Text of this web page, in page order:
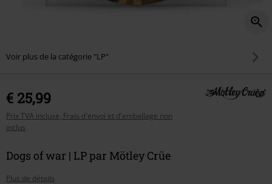
Voir plus de la catégorie "LP"
€ 25,99
Prix TVA incluse, Frais d'envoi et d'emballage non
inclus
Dogs of war | LP par Mötley Crüe
Plus de détails